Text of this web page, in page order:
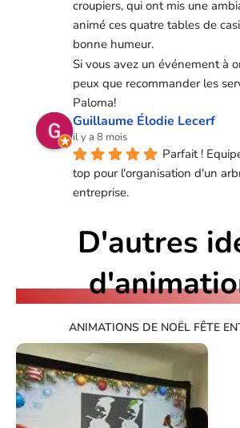
croupiers, qui ont mis une
animé ces quatre tables de
bonne humeur.
Si vous avez un événement à
peux que recommander les
Paloma!
Guillaume Élodie Lecerf
il y a 8 mois
Parfait !
top pour l'organisation d'un
entreprise.
D'autres
ANIMATIONS DE NOËL FÊTE